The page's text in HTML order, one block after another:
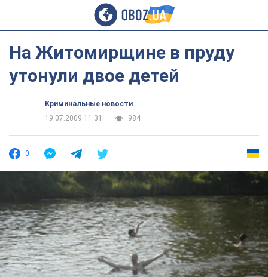
На Житомирщине в пруду
утонули двое детей
Криминальные новости
19.07.2009 11:31
984
0